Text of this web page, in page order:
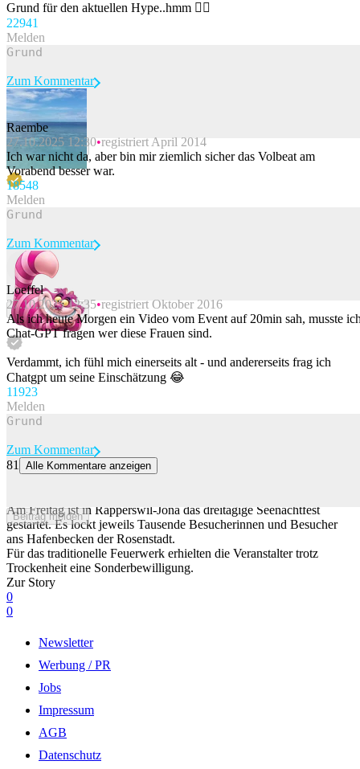
Grund für den aktuellen Hype..hmm 🤷‍♂️
22941
Melden
Beitrag melden
Zum Kommentar
Raembe
27.10.2025 12:30 registriert April 2014
Ich war nicht da, aber bin mir ziemlich sicher das Volbeat am
Vorabend besser war.
18548
Melden
Beitrag melden
Zum Kommentar
Loeffel
27.10.2025 12:35 registriert Oktober 2016
Als ich heute Morgen ein Video vom Event auf 20min sah, musste
Chat-GPT fragen wer diese Frauen sind.
Verdammt, ich fühl mich einerseits alt - und andererseits frag ich
Chatgpt um seine Einschätzung 😂
11923
Melden
Beitrag melden
Zum Kommentar
81
Alle Kommentare anzeigen
Am Freitag ist in Rapperswil-Jona das dreitägige Seenachtfest
gestartet. Es lockt jeweils Tausende Besucherinnen und Besucher
ans Hafenbecken der Rosenstadt.
Für das traditionelle Feuerwerk erhielten die Veranstalter trotz
Trockenheit eine Sonderbewilligung.
Zur Story
0
0
Newsletter
Werbung / PR
Jobs
Impressum
AGB
Datenschutz